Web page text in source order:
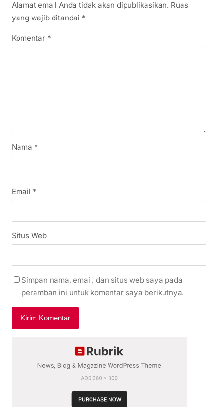
Alamat email Anda tidak akan dipublikasikan. Ruas
yang wajib ditandai *
Komentar *
Nama *
Email *
Situs Web
Simpan nama, email, dan situs web saya pada
peramban ini untuk komentar saya berikutnya.